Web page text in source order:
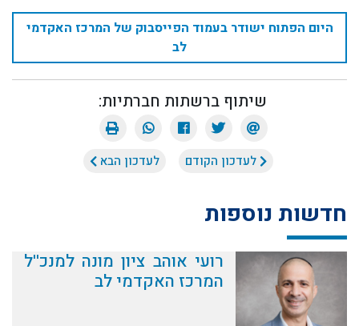
היום הפתוח ישודר בעמוד הפייסבוק של המרכז האקדמי
לב
שיתוף ברשתות חברתיות:
לעדכון הקודם לעדכון הבא
חדשות נוספות
רועי אוהב ציון מונה למנכ''ל
המרכז האקדמי לב